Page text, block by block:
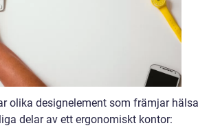
olika designelement som främjar
delar av ett ergonomiskt kontor: